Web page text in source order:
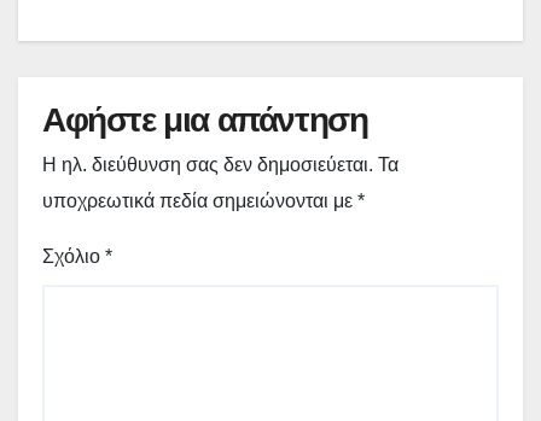
Αφήστε μια απάντηση
Η ηλ. διεύθυνση σας δεν δημοσιεύεται. Τα
υποχρεωτικά πεδία σημειώνονται με *
Σχόλιο *